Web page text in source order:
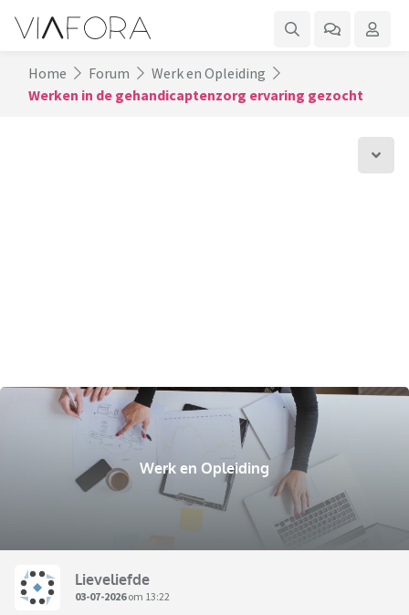
Home Forum
Werk en Opleiding
Werken in de gehandicaptenzorg ervaring gezocht
Werk en Opleiding
Lieveliefde
03-07-2026om 13:22